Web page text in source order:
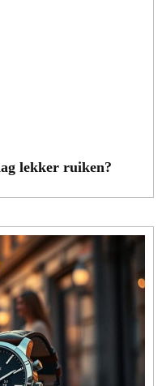
lekker ruiken?